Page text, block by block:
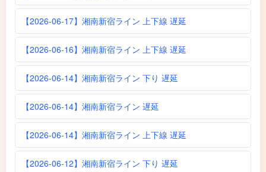
【2026-06-17】湘南新宿ライン 上下線 遅延
【2026-06-16】湘南新宿ライン 上下線 遅延
【2026-06-14】湘南新宿ライン 下り 遅延
【2026-06-14】湘南新宿ライン 遅延
【2026-06-14】湘南新宿ライン 上下線 遅延
【2026-06-12】湘南新宿ライン 下り 遅延